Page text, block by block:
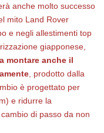
anche molto successo
mito Land Rover
e negli allestimenti top
giapponese,
montare anche il
, prodotto dalla
è progettato per
e ridurre la
di passo da non